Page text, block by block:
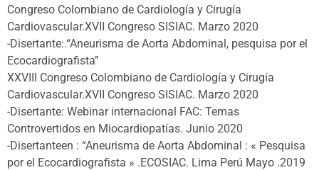
Congreso Colombiano de Cardiología y Cirugía
Cardiovascular.XVII Congreso SISIAC. Marzo 2020
-Disertante:.“Aneurisma de Aorta Abdominal, pesquisa por el
Ecocardiografista’’
XXVIII Congreso Colombiano de Cardiología y Cirugía
Cardiovascular.XVII Congreso SISIAC. Marzo 2020
-Disertante: Webinar internacional FAC: Temas
Controvertidos en Miocardiopatías. Junio 2020
-Disertanteen : “Aneurisma de Aorta Abdominal : « Pesquisa
por el Ecocardiografista » .ECOSIAC. Lima Perú Mayo .2019